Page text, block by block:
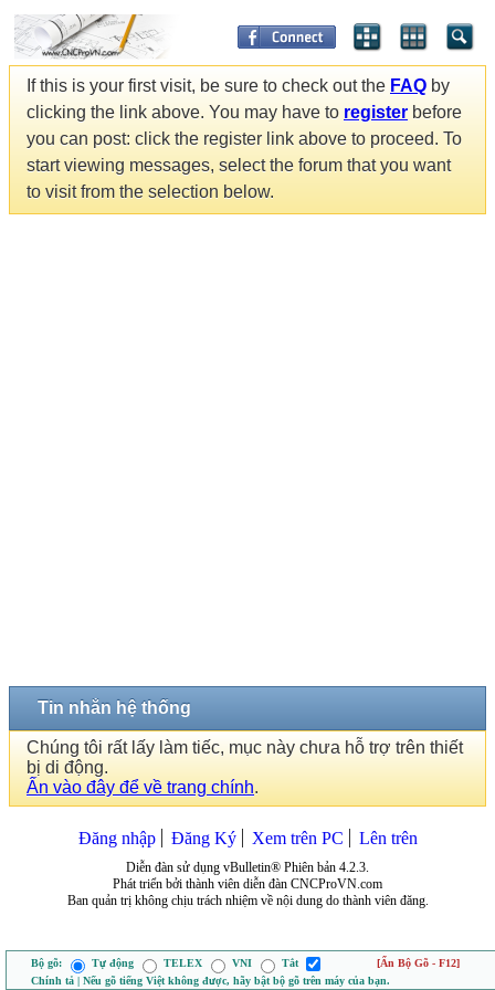
If this is your first visit, be sure to check out the FAQ by
clicking the link above. You may have to register before
you can post: click the register link above to proceed. To
start viewing messages, select the forum that you want
to visit from the selection below.
Tin nhắn hệ thống
Chúng tôi rất lấy làm tiếc, mục này chưa hỗ trợ trên thiết
bị di động.
Ấn vào đây để về trang chính.
Đăng nhập Đăng Ký Xem trên PC Lên trên
Diễn đàn sử dụng vBulletin® Phiên bản 4.2.3.
Phát triển bởi thành viên diễn đàn CNCProVN.com
Ban quản trị không chịu trách nhiệm về nội dung do thành viên đăng.
Bộ gõ: Tự động TELEX VNI Tắt
[Ẩn Bộ Gõ - F12]
Chính tả | Nếu gõ tiếng Việt không được, hãy bật bộ gõ trên máy của bạn.